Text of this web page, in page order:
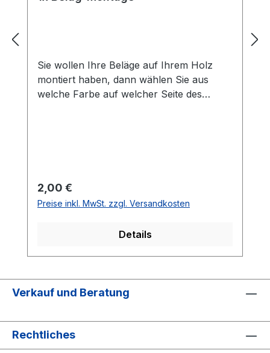
Sie wollen Ihre Beläge auf Ihrem Holz
montiert haben, dann wählen Sie aus
welche Farbe auf welcher Seite des
inklusive.Bei den Komplettschläger
müssen Sie KEINE Belag-Montage mit in
Regulärer Preis:
2,00 €
Preise inkl. MwSt. zzgl. Versandkosten
Details
Verkauf und Beratung
Rechtliches